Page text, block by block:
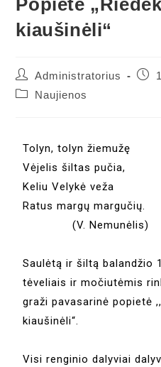
kiaušinėli“
Administratorius
Naujienos
Tolyn, tolyn žiemužę
Vėjelis šiltas pučia,
Keliu Velykė veža
Ratus margų margučių.
(V. Nemunėlis)
Saulėtą ir šiltą balandžio
tėveliais ir močiutėmis
graži pavasarinė popietė
kiaušinėli“.
Visi renginio dalyviai